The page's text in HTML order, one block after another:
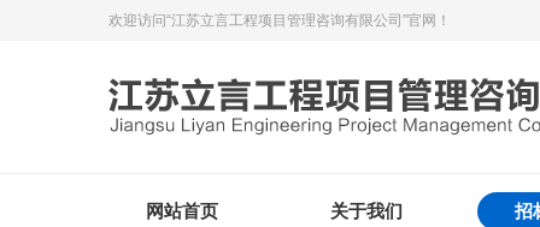
欢迎访问“江苏立言工程项目管理咨询有限公司”官网！
网站首页 关于我们 招